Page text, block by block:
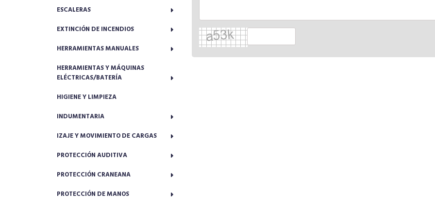
ESCALERAS
EXTINCIÓN DE INCENDIOS
HERRAMIENTAS MANUALES
HERRAMIENTAS Y MÁQUINAS
ELÉCTRICAS/BATERÍA
HIGIENE Y LIMPIEZA
INDUMENTARIA
IZAJE Y MOVIMIENTO DE CARGAS
PROTECCIÓN AUDITIVA
PROTECCIÓN CRANEANA
PROTECCIÓN DE MANOS